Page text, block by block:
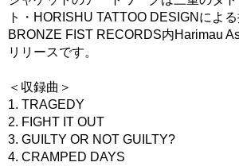
ト・HORISHU TATTOO DESIGNによる
BRONZE FIST RECORDS内Harimau
リリースです。
＜収録曲＞
1. TRAGEDY
2. FIGHT IT OUT
3. GUILTY OR NOT GUILTY?
4. CRAMPED DAYS